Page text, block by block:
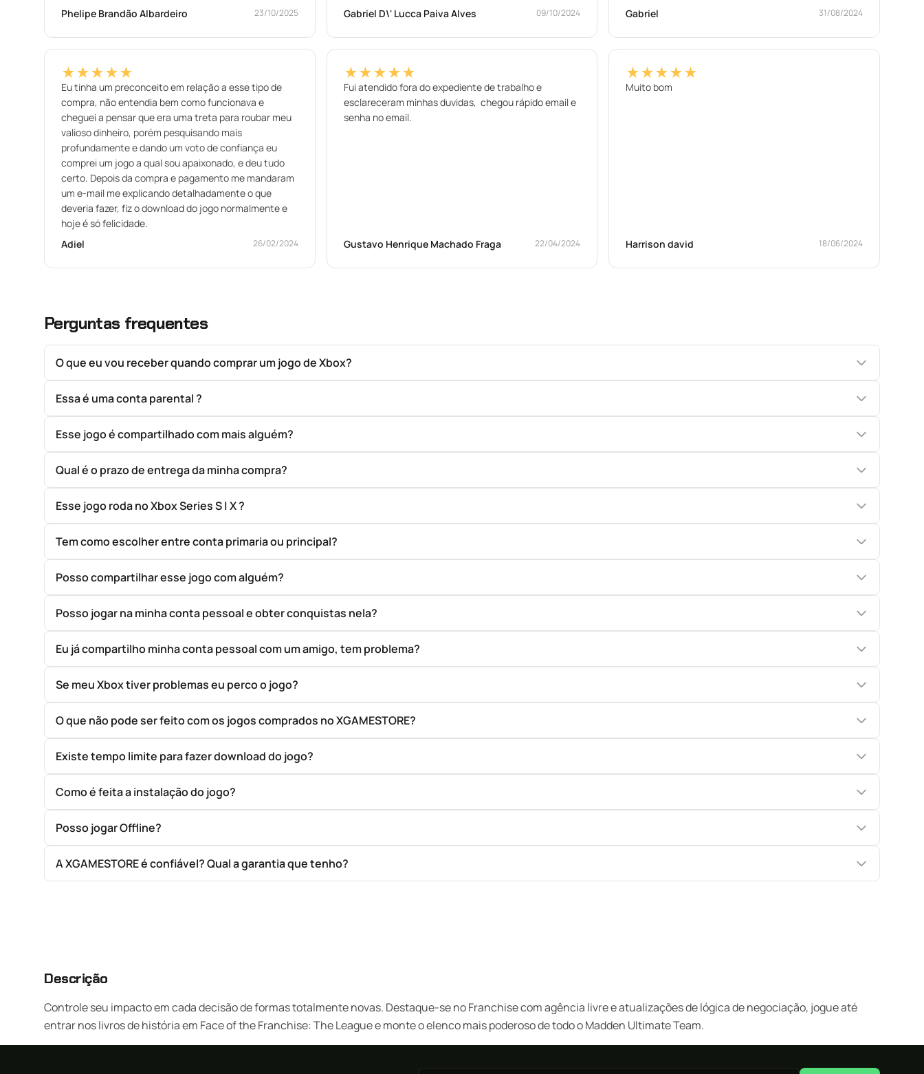
Phelipe Brandão Albardeiro
23/10/2025 Gabriel D\' Lucca Paiva Alves 09/10/2024
Gabriel
31/08/2024
★★★★★
Eu tinha um preconceito em relação a esse tipo de
compra, não entendia bem como funcionava e
cheguei a pensar que era uma treta para roubar meu
valioso dinheiro, porém pesquisando mais
profundamente e dando um voto de confiança eu
comprei um jogo a qual sou apaixonado, e deu tudo
certo. Depois da compra e pagamento me mandaram
um e-mail me explicando detalhadamente o que
deveria fazer, fiz o download do jogo normalmente e
hoje é só felicidade.
Adiel
26/02/2024
★★★★★
Fui atendido fora do expediente de trabalho e
esclareceram minhas duvidas, chegou rápido email e
senha no email.
Gustavo Henrique Machado Fraga 22/04/2024
★★★★★
Muito bom
Harrison david 18/06/2024
Perguntas frequentes
O que eu vou receber quando comprar um jogo de Xbox?
Essa é uma conta parental ?
Esse jogo é compartilhado com mais alguém?
Qual é o prazo de entrega da minha compra?
Esse jogo roda no Xbox Series S | X ?
Tem como escolher entre conta primaria ou principal?
Posso compartilhar esse jogo com alguém?
Posso jogar na minha conta pessoal e obter conquistas nela?
Eu já compartilho minha conta pessoal com um amigo, tem problema?
Se meu Xbox tiver problemas eu perco o jogo?
O que não pode ser feito com os jogos comprados no XGAMESTORE?
Existe tempo limite para fazer download do jogo?
Como é feita a instalação do jogo?
Posso jogar Offline?
A XGAMESTORE é confiável? Qual a garantia que tenho?
Descrição
Controle seu impacto em cada decisão de formas totalmente novas. Destaque-se no Franchise com agência livre e atualizações de lógica de negociação, jogue até
entrar nos livros de história em Face of the Franchise: The League e monte o elenco mais poderoso de todo o Madden Ultimate Team.